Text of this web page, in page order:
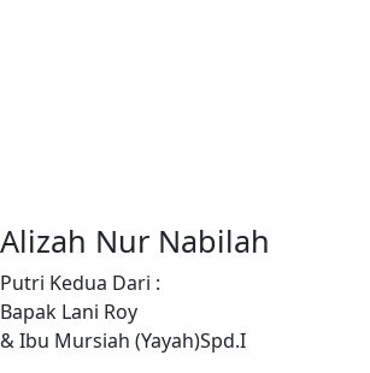
Alizah Nur Nabilah
Putri Kedua Dari :
Bapak Lani Roy
& Ibu Mursiah (Yayah)Spd.I